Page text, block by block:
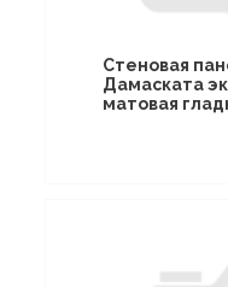
Стеновая
Дамаската
матовая